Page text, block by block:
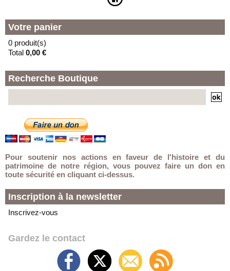
Votre panier
0 produit(s)
Total 0,00 €
Recherche Boutique
Pour soutenir nos actions en faveur de l'histoire et du
patrimoine de notre région, vous pouvez faire un don en
toute sécurité en cliquant ci-dessus.
Inscription à la newsletter
Inscrivez-vous
Gardez le contact